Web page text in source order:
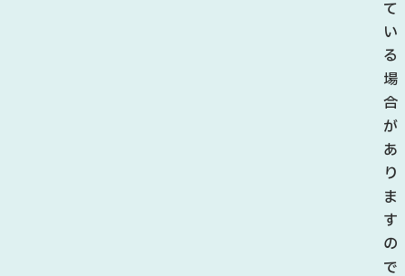
て
い
る
場
合
が
あ
り
ま
す
の
で